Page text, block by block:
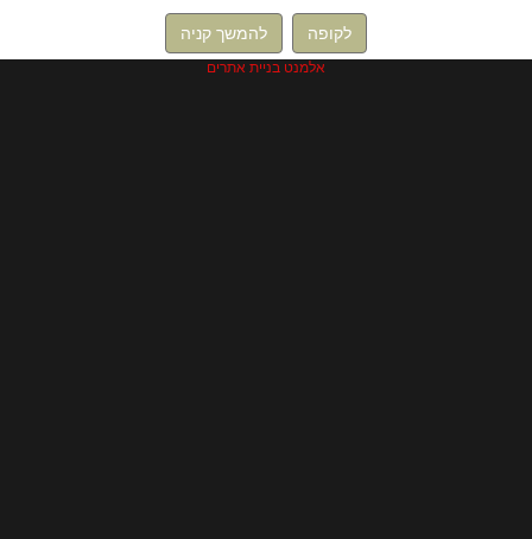
לקופה להמשך קניה
אלמנט בניית אתרים